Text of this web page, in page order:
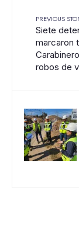
PREVIOUS
Siete
marcaron
robos de